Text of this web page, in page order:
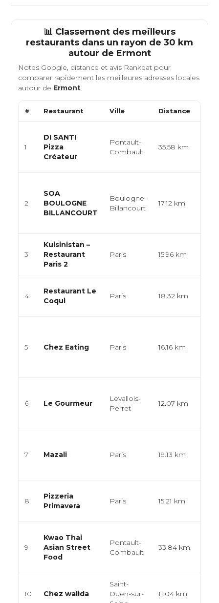
📊 Classement des meilleurs
restaurants dans un rayon de 30 km
autour de Ermont
Notes Google, distance et avis Rankeat pour
comparer rapidement les meilleures adresses locales
autour de Ermont.
# Restaurant Ville Distance
1
DI SANTI
Pizza
Créateur
Pontault-
Combault
35.58 km
2
SOA
BOULOGNE
BILLANCOURT
Boulogne-
Billancourt
17.12 km
3
Kuisinistan –
Restaurant
Paris 2
Paris 15.96 km
4
Restaurant Le
Coqui
Paris 18.32 km
5 Chez Eating Paris 16.16 km
6 Le Gourmeur
Levallois-
Perret
12.07 km
7 Mazali Paris 19.13 km
8
Pizzeria
Primavera
Paris 15.21 km
9
Kwao Thai
Asian Street
Food
Pontault-
Combault
33.84 km
10 Chez walida
Saint-
Ouen-sur-
11.04 km